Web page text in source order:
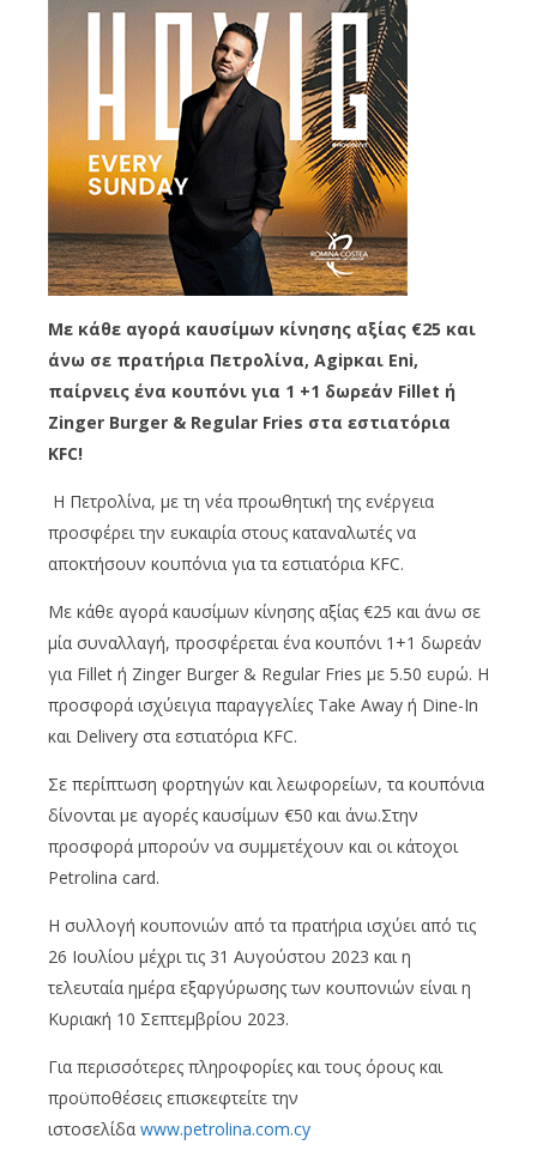
Με κάθε αγορά καυσίμων κίνησης αξίας €25 και
άνω σε πρατήρια Πετρολίνα, Agipκαι Eni,
παίρνεις ένα κουπόνι για 1 +1 δωρεάν Fillet ή
Zinger Burger & Regular Fries στα εστιατόρια
KFC!
H Πετρολίνα, με τη νέα προωθητική της ενέργεια
προσφέρει την ευκαιρία στους καταναλωτές να
αποκτήσουν κουπόνια για τα εστιατόρια KFC.
Με κάθε αγορά καυσίμων κίνησης αξίας €25 και άνω σε
μία συναλλαγή, προσφέρεται ένα κουπόνι 1+1 δωρεάν
για Fillet ή Zinger Burger & Regular Fries με 5.50 ευρώ. Η
προσφορά ισχύειγια παραγγελίες Take Away ή Dine-In
και Delivery στα εστιατόρια KFC.
Σε περίπτωση φορτηγών και λεωφορείων, τα κουπόνια
δίνονται με αγορές καυσίμων €50 και άνω.Στην
προσφορά μπορούν να συμμετέχουν και οι κάτοχοι
Petrolina card.
Η συλλογή κουπονιών από τα πρατήρια ισχύει από τις
26 Ιουλίου μέχρι τις 31 Αυγούστου 2023 και η
τελευταία ημέρα εξαργύρωσης των κουπονιών είναι η
Κυριακή 10 Σεπτεμβρίου 2023.
Για περισσότερες πληροφορίες και τους όρους και
προϋποθέσεις επισκεφτείτε την
ιστοσελίδα www.petrolina.com.cy